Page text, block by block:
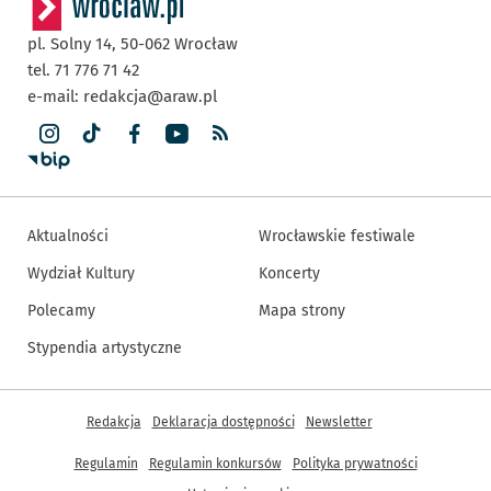
pl. Solny 14, 50-062 Wrocław
tel. 71 776 71 42
e-mail: redakcja@araw.pl
Aktualności
Wydział Kultury
Polecamy
Stypendia artystyczne
Wrocławskie festiwale
Koncerty
Mapa strony
Inne informacje
Redakcja Deklaracja dostępności Newsletter
Regulamin Regulamin konkursów
Polityka prywatności